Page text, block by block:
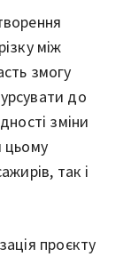
між
змогу
до
зміни
цьому
так і
проєкту